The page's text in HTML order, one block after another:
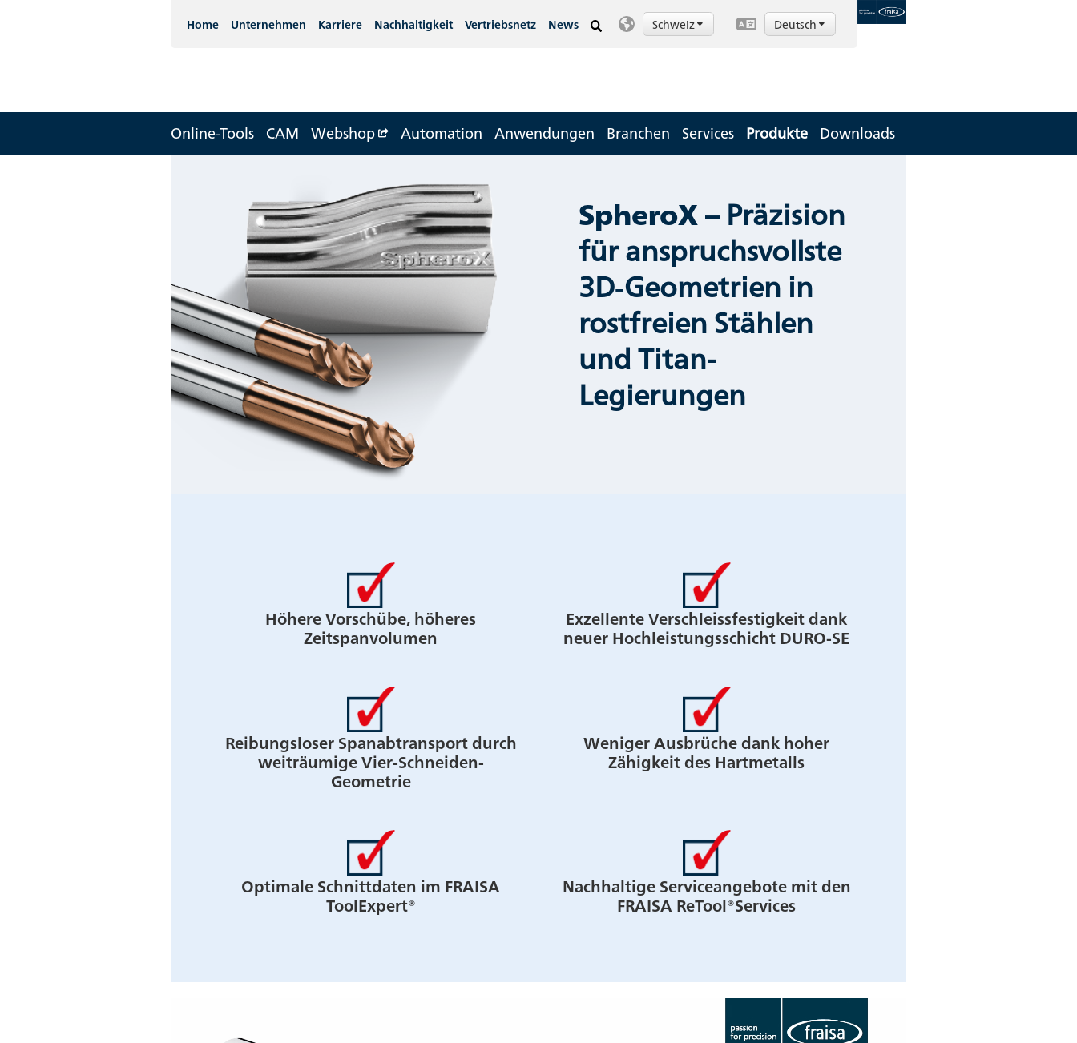
Home Unternehmen Karriere Nachhaltigkeit Vertriebsnetz News Schweiz Deutsch
Online-Tools CAM Webshop Automation Anwendungen Branchen Services Produkte Downloads
SpheroX – Präzision
für anspruchsvollste
3D‑Geometrien in
rostfreien Stählen
und Titan-
Legierungen
Höhere Vorschübe, höheres
Zeitspanvolumen
Exzellente Verschleissfestigkeit dank
neuer Hochleistungsschicht DURO-SE
Reibungsloser Spanabtransport durch
weiträumige Vier-Schneiden-
Geometrie
Weniger Ausbrüche dank hoher
Zähigkeit des Hartmetalls
Optimale Schnittdaten im FRAISA
ToolExpert®
Nachhaltige Serviceangebote mit den
FRAISA ReTool®Services